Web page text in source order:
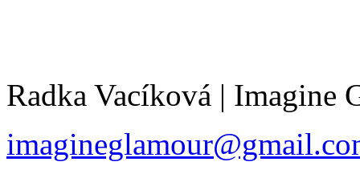
Radka Vacíková | Imagine